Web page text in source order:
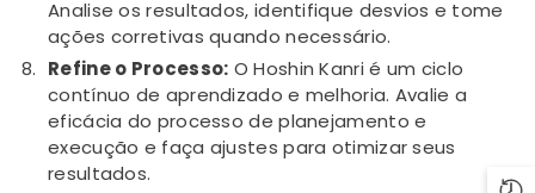
Analise os resultados, identifique desvios e tome
ações corretivas quando necessário.
Refine o Processo: O Hoshin Kanri é um ciclo
contínuo de aprendizado e melhoria. Avalie a
eficácia do processo de planejamento e
execução e faça ajustes para otimizar seus
resultados.